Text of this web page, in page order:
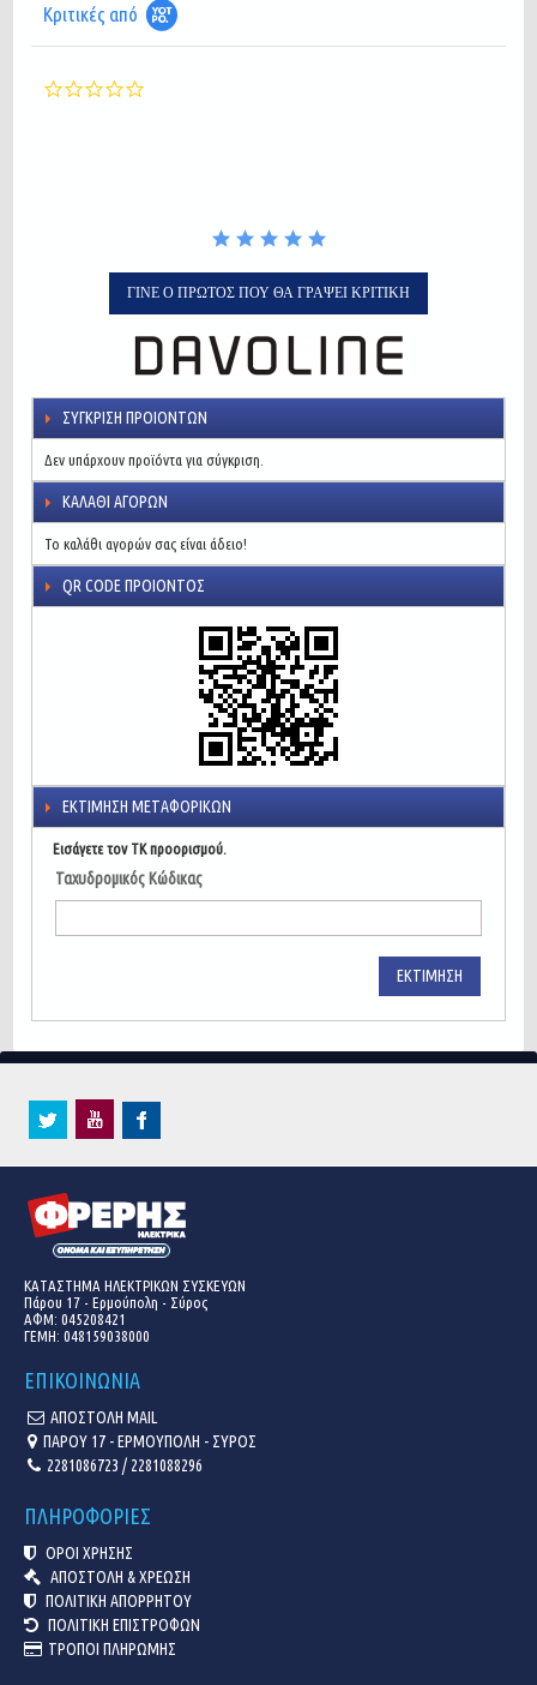
Κριτικές από
ΓΊΝΕ Ο ΠΡΏΤΟΣ ΠΟΥ ΘΑ ΓΡΆΨΕΙ ΚΡΙΤΙΚΉ
ΣΎΓΚΡΙΣΗ ΠΡΟΙΌΝΤΩΝ
Δεν υπάρχουν προϊόντα για σύγκριση.
ΚΑΛΆΘΙ ΑΓΟΡΏΝ
Το καλάθι αγορών σας είναι άδειο!
QR CODE ΠΡΟΙΌΝΤΟΣ
ΕΚΤΊΜΗΣΗ ΜΕΤΑΦΟΡΙΚΏΝ
Εισάγετε τον ΤΚ προορισμού.
Ταχυδρομικός Κώδικας
ΕΚΤΊΜΗΣΗ
ΚΑΤΑΣΤΗΜΑ ΗΛΕΚΤΡΙΚΩΝ ΣΥΣΚΕΥΩΝ
Πάρου 17 - Ερμούπολη - Σύρος
ΑΦΜ: 045208421
ΓΕΜΗ: 048159038000
ΕΠΙΚΟΙΝΩΝΙΑ
ΑΠΟΣΤΟΛΗ MAIL
ΠΑΡΟΥ 17 - ΕΡΜΟΥΠΟΛΗ - ΣΥΡΟΣ
2281086723 / 2281088296
ΠΛΗΡΟΦΟΡΙΕΣ
ΟΡΟΙ ΧΡΗΣΗΣ
ΑΠΟΣΤΟΛΗ & ΧΡΕΩΣΗ
ΠΟΛΙΤΙΚΗ ΑΠΟΡΡΗΤΟΥ
ΠΟΛΙΤΙΚΗ ΕΠΙΣΤΡΟΦΩΝ
ΤΡΟΠΟΙ ΠΛΗΡΩΜΗΣ